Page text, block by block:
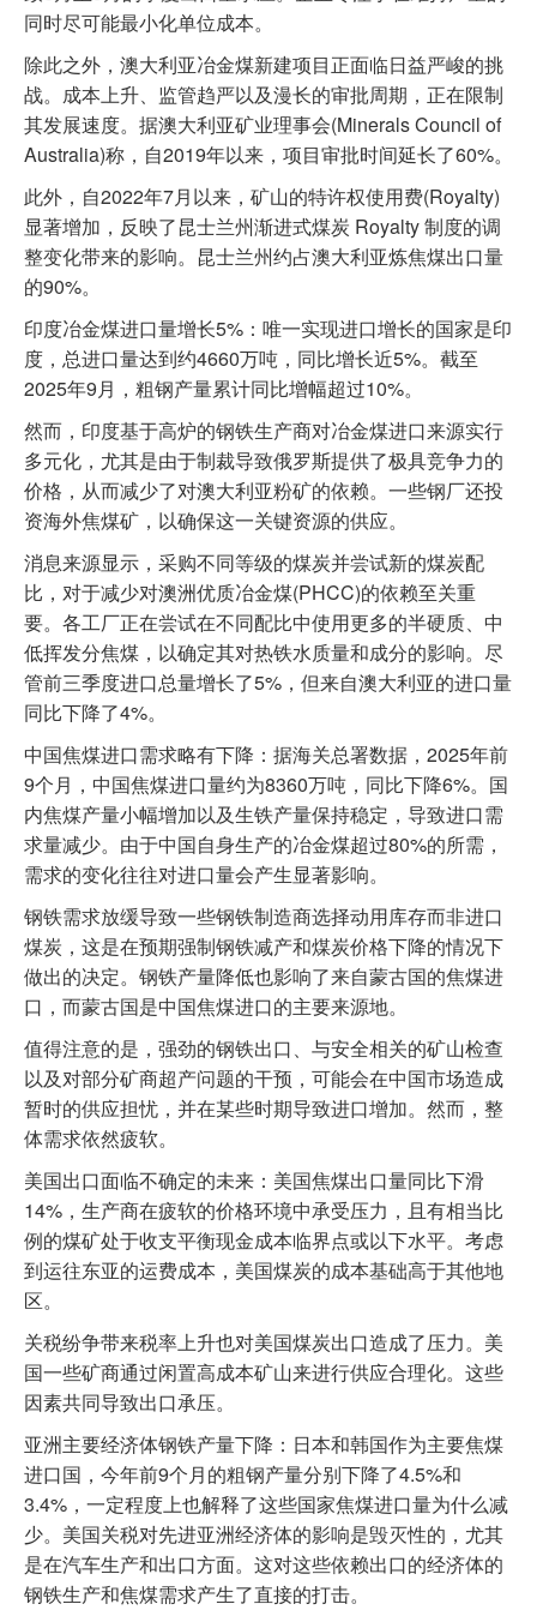
同时尽可能最小化单位成本。
除此之外，澳大利亚冶金煤新建项目正面临日益严峻的挑
战。成本上升、监管趋严以及漫长的审批周期，正在限制
其发展速度。据澳大利亚矿业理事会(Minerals Council of
Australia)称，自2019年以来，项目审批时间延长了60%。
此外，自2022年7月以来，矿山的特许权使用费(Royalty)
显著增加，反映了昆士兰州渐进式煤炭 Royalty 制度的调
整变化带来的影响。昆士兰州约占澳大利亚炼焦煤出口量
的90%。
印度冶金煤进口量增长5%：唯一实现进口增长的国家是印
度，总进口量达到约4660万吨，同比增长近5%。截至
2025年9月，粗钢产量累计同比增幅超过10%。
然而，印度基于高炉的钢铁生产商对冶金煤进口来源实行
多元化，尤其是由于制裁导致俄罗斯提供了极具竞争力的
价格，从而减少了对澳大利亚粉矿的依赖。一些钢厂还投
资海外焦煤矿，以确保这一关键资源的供应。
消息来源显示，采购不同等级的煤炭并尝试新的煤炭配
比，对于减少对澳洲优质冶金煤(PHCC)的依赖至关重
要。各工厂正在尝试在不同配比中使用更多的半硬质、中
低挥发分焦煤，以确定其对热铁水质量和成分的影响。尽
管前三季度进口总量增长了5%，但来自澳大利亚的进口量
同比下降了4%。
中国焦煤进口需求略有下降：据海关总署数据，2025年前
9个月，中国焦煤进口量约为8360万吨，同比下降6%。国
内焦煤产量小幅增加以及生铁产量保持稳定，导致进口需
求量减少。由于中国自身生产的冶金煤超过80%的所需，
需求的变化往往对进口量会产生显著影响。
钢铁需求放缓导致一些钢铁制造商选择动用库存而非进口
煤炭，这是在预期强制钢铁减产和煤炭价格下降的情况下
做出的决定。钢铁产量降低也影响了来自蒙古国的焦煤进
口，而蒙古国是中国焦煤进口的主要来源地。
值得注意的是，强劲的钢铁出口、与安全相关的矿山检查
以及对部分矿商超产问题的干预，可能会在中国市场造成
暂时的供应担忧，并在某些时期导致进口增加。然而，整
体需求依然疲软。
美国出口面临不确定的未来：美国焦煤出口量同比下滑
14%，生产商在疲软的价格环境中承受压力，且有相当比
例的煤矿处于收支平衡现金成本临界点或以下水平。考虑
到运往东亚的运费成本，美国煤炭的成本基础高于其他地
区。
关税纷争带来税率上升也对美国煤炭出口造成了压力。美
国一些矿商通过闲置高成本矿山来进行供应合理化。这些
因素共同导致出口承压。
亚洲主要经济体钢铁产量下降：日本和韩国作为主要焦煤
进口国，今年前9个月的粗钢产量分别下降了4.5%和
3.4%，一定程度上也解释了这些国家焦煤进口量为什么减
少。美国关税对先进亚洲经济体的影响是毁灭性的，尤其
是在汽车生产和出口方面。这对这些依赖出口的经济体的
钢铁生产和焦煤需求产生了直接的打击。